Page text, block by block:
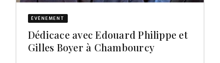
ÉVÈNEMENT
Dédicace avec Edouard Philippe et
Gilles Boyer à Chambourcy